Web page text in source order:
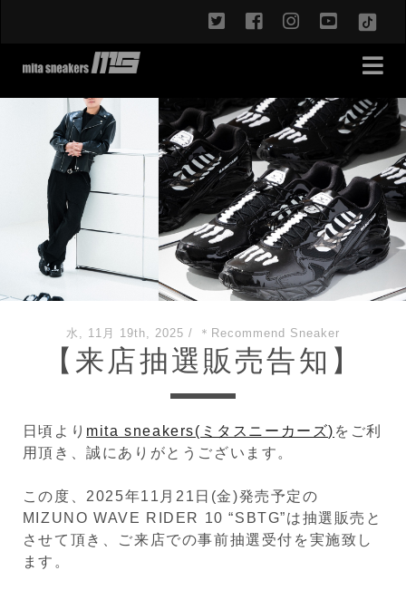
twitterfacebookinstagram
水, 11月 19th, 2025 / ＊Recommend Sneaker
【来店抽選販売告知】
日頃より mita sneakers(ミタスニーカーズ) をご利
用頂き、誠にありがとうございます。
この度、2025年11月21日(金)発売予定の
MIZUNO WAVE RIDER 10 “SBTG”は抽選販売と
させて頂き、ご来店での事前抽選受付を実施致し
ます。